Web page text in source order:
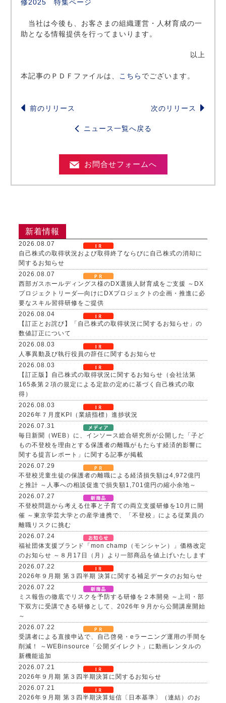
修2025 特集ページ
当社は今後も、お客さまの組織運営・人材育成の一
助となる情報提供を行ってまいります。
以上
本記事のＰＤＦファイルは、 こちら でございます。
前のリリース 次のリリース
ニュース一覧へ戻る
お問合せフォームへ
新着情報
2026.08.07
自己株式の取得状況および取得終了ならびに自己株式の消却に
関するお知らせ
2026.08.07
西部ガスホールディングス様のDX選抜人財育成をご支援 ～DX
プロジェクトリーダ―向けにDXプロジェクトの企画・推進に必
要なスキル習得研修をご提供
2026.08.04
【訂正とお詫び】「自己株式の取得状況に関するお知らせ」の
数値訂正について
2026.08.03
人事異動及び執行役員の辞任に関するお知らせ
2026.08.03
【訂正版】自己株式の取得状況に関するお知らせ（会社法第
165条第２項の規定による定款の定めに基づく自己株式の取
得）
2026.08.03
2026年７月度KPI（業績指標）進捗状況
2026.07.31
毎日新聞（WEB）に、インソース総合研究所が公開した「子ど
もの不登校を理由とする保護者の離職がもたらす経済的影響に
関する提言レポート」に関する記事が掲載
2026.07.29
不登校児童生徒の保護者の離職による経済損失額は4,972億円
と推計 ～人事への相談促進で損失額1,701億円の縮小余地～
2026.07.27
不登校問題から考える仕事と子育ての両立支援研修を10月に開
催 ～東京学芸大学との産学連携で、「不登校」による従業員の
離職リスクに挑む
2026.07.24
福祉団体支援ブランド「mon champ（モンシャン）」価格改定
のお知らせ ～８月17日（月）より一部商品を値上げいたします
2026.07.22
2026年９月期 第３四半期 決算に関する補足データのお知らせ
2026.07.22
ミス報告の徹底でリスクを予防する研修を２本開発 ～上司・部
下双方に受講できる研修として、2026年９月から公開講座開始
～
2026.07.22
受講者による直接申込で、自己啓発・eラーニング運用の手間を
削減！ ～WEBinsource「公開ダイレクト」に動画レンタルの
新機能追加
2026.07.21
2026年９月期 第３四半期決算に関するお知らせ
2026.07.21
2026年９月期 第３四半期決算短信〔日本基準〕（連結）のお